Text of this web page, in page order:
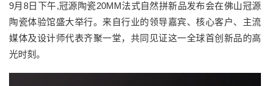
9月8日下午,冠源陶瓷20MM法式自然拼新品发布会在佛山冠源
陶瓷体验馆盛大举行。来自行业的领导嘉宾、核心客户、主流
媒体及设计师代表齐聚一堂，共同见证这一全球首创新品的高
光时刻。